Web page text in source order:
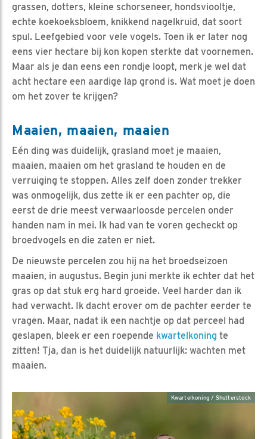
grassen, dotters, kleine schorseneer, hondsviooltje,
echte koekoeksbloem, knikkend nagelkruid, dat soort
spul. Leefgebied voor vele vogels. Toen ik er later nog
eens vier hectare bij kon kopen sterkte dat voornemen.
Maar als je dan eens een rondje loopt, merk je wel dat
acht hectare een aardige lap grond is. Wat moet je doen
om het zover te krijgen?
Maaien, maaien, maaien
Eén ding was duidelijk, grasland moet je maaien,
maaien, maaien om het grasland te houden en de
verruiging te stoppen. Alles zelf doen zonder trekker
was onmogelijk, dus zette ik er een pachter op, die
eerst de drie meest verwaarloosde percelen onder
handen nam in mei. Ik had van te voren gecheckt op
broedvogels en die zaten er niet.
De nieuwste percelen zou hij na het broedseizoen
maaien, in augustus. Begin juni merkte ik echter dat het
gras op dat stuk erg hard groeide. Veel harder dan ik
had verwacht. Ik dacht erover om de pachter eerder te
vragen. Maar, nadat ik een nachtje op dat perceel had
geslapen, bleek er een roepende kwartelkoning te
zitten! Tja, dan is het duidelijk natuurlijk: wachten met
maaien.
Kwartelkoning / Shutterstock